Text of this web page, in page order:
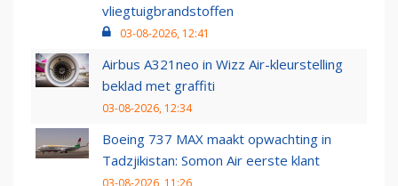
vliegtuigbrandstoffen
03-08-2026, 12:41
Airbus A321neo in Wizz Air-kleurstelling
beklad met graffiti
03-08-2026, 12:34
Boeing 737 MAX maakt opwachting in
Tadzjikistan: Somon Air eerste klant
03-08-2026, 11:26